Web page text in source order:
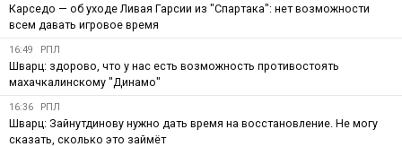
Карседо — об уходе Ливая Гарсии из "Спартака": нет возможности
всем давать игровое время
16:49 РПЛ
Шварц: здорово, что у нас есть возможность противостоять
махачкалинскому "Динамо"
16:36 РПЛ
Шварц: Зайнутдинову нужно дать время на восстановление. Не могу
сказать, сколько это займёт